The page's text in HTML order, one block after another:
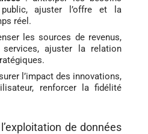
ajuster l’offre et la
réel.
les sources de revenus,
services, ajuster la relation
l’impact des innovations,
renforcer la fidélité
de données